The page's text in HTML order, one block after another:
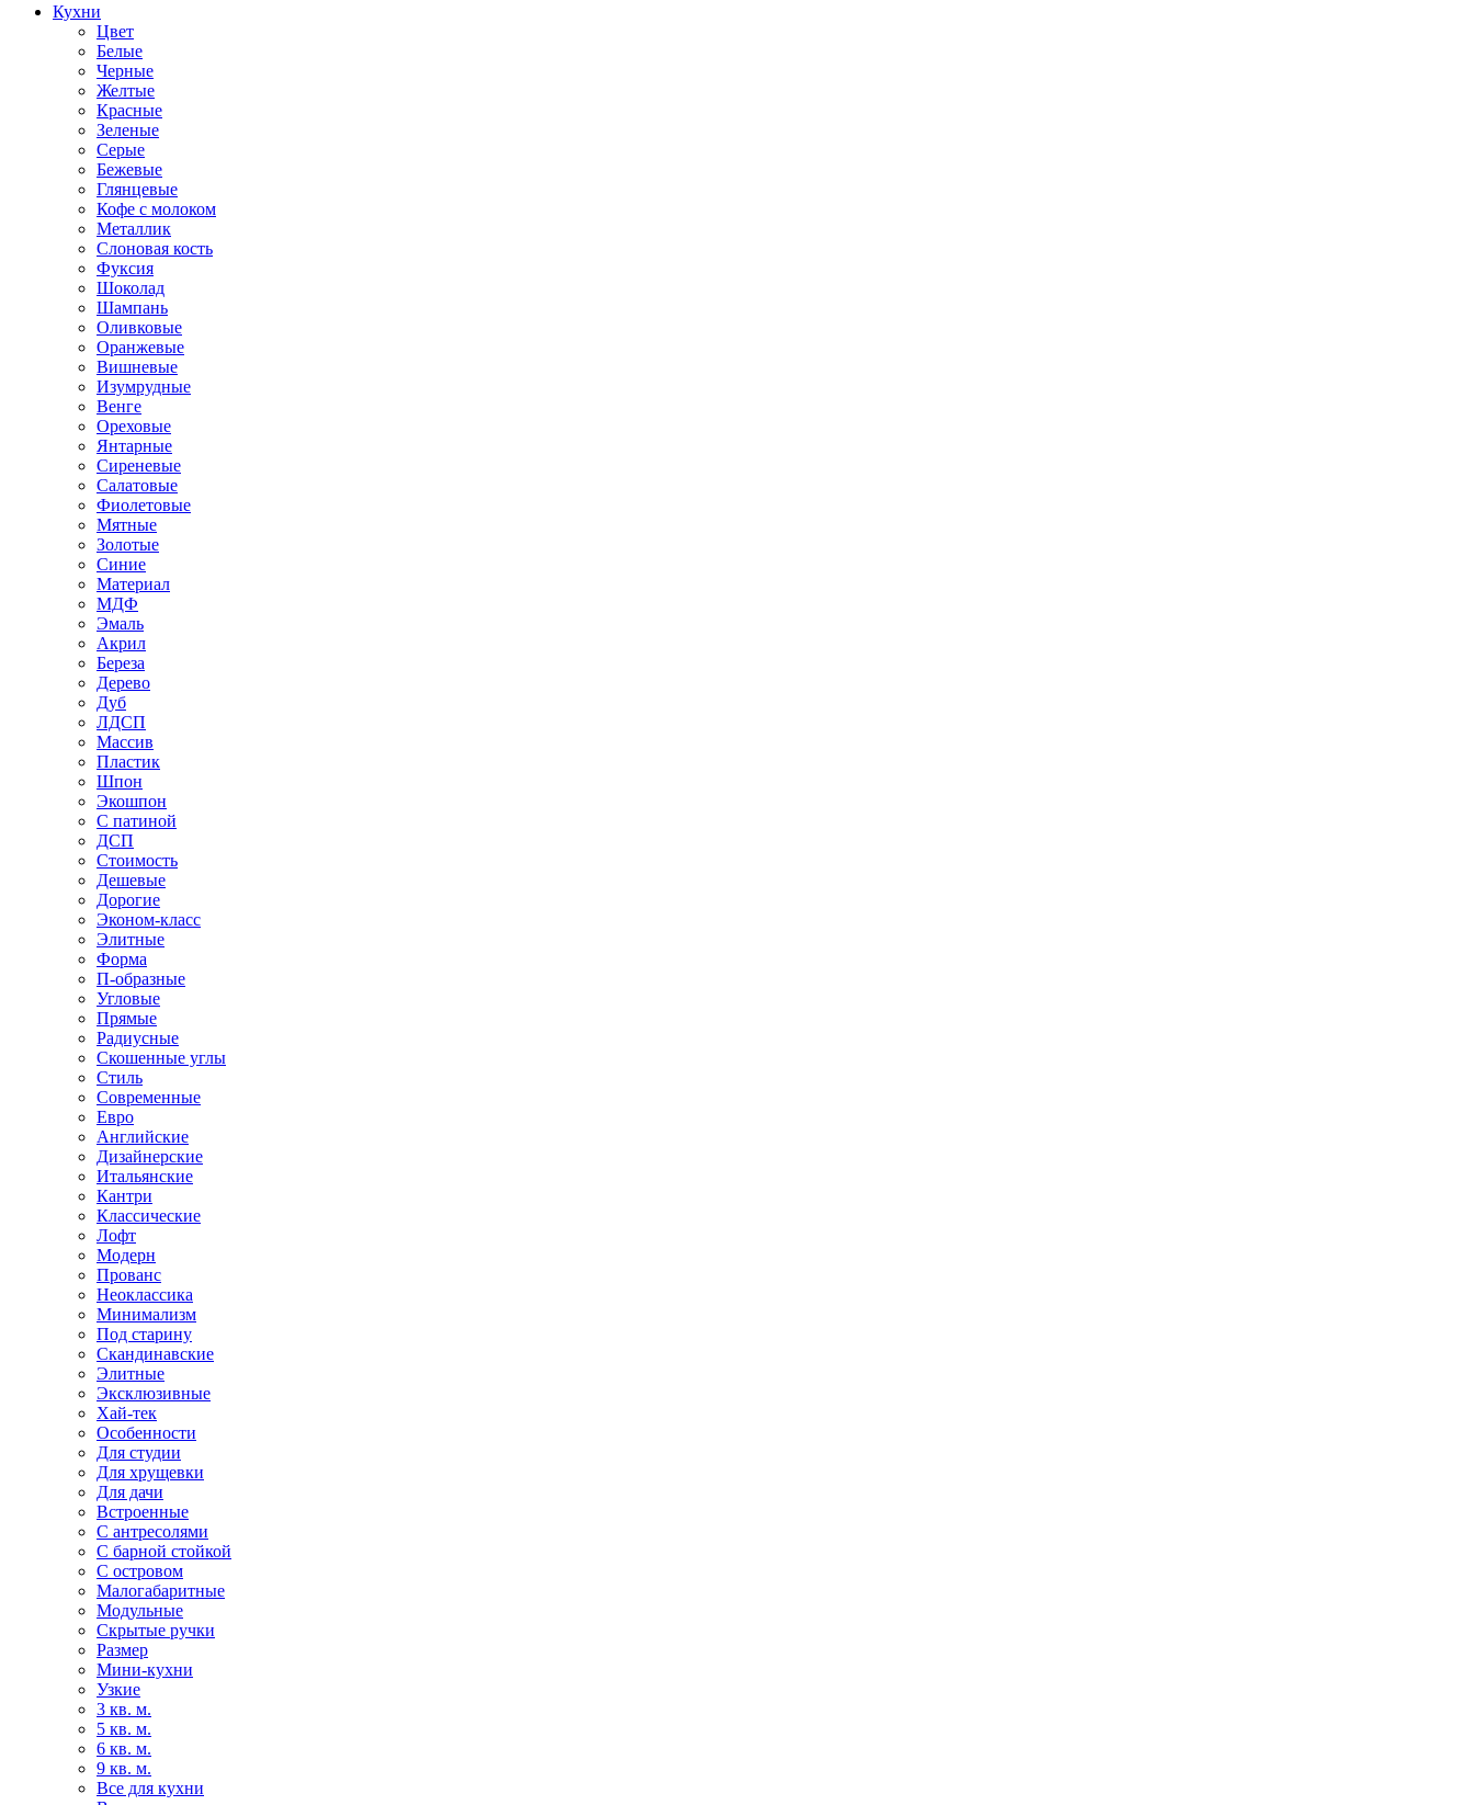
Кухни
Цвет
Белые
Черные
Желтые
Красные
Зеленые
Серые
Бежевые
Глянцевые
Кофе с молоком
Металлик
Слоновая кость
Фуксия
Шоколад
Шампань
Оливковые
Оранжевые
Вишневые
Изумрудные
Венге
Ореховые
Янтарные
Сиреневые
Салатовые
Фиолетовые
Мятные
Золотые
Синие
Материал
МДФ
Эмаль
Акрил
Береза
Дерево
Дуб
ЛДСП
Массив
Пластик
Шпон
Экошпон
С патиной
ДСП
Стоимость
Дешевые
Дорогие
Эконом-класс
Элитные
Форма
П-образные
Угловые
Прямые
Радиусные
Скошенные углы
Стиль
Современные
Евро
Английские
Дизайнерские
Итальянские
Кантри
Классические
Лофт
Модерн
Прованс
Неоклассика
Минимализм
Под старину
Скандинавские
Элитные
Эксклюзивные
Хай-тек
Особенности
Для студии
Для хрущевки
Для дачи
Встроенные
С антресолями
С барной стойкой
С островом
Малогабаритные
Модульные
Скрытые ручки
Размер
Мини-кухни
Узкие
3 кв. м.
5 кв. м.
6 кв. м.
9 кв. м.
Все для кухни